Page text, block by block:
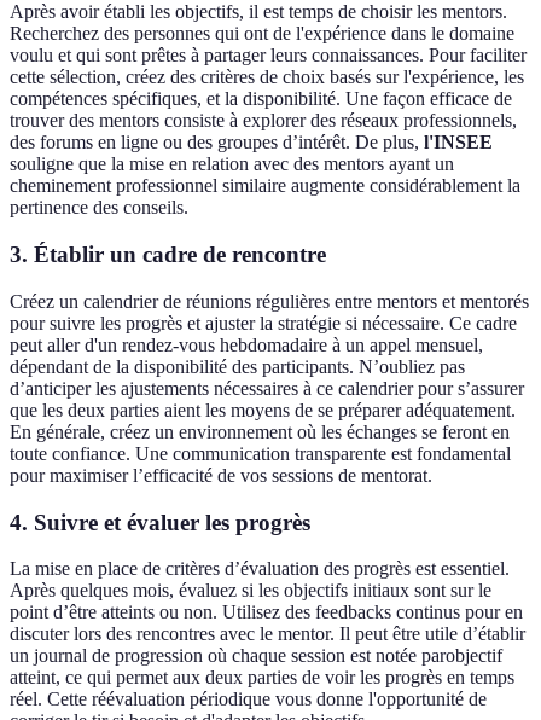
Après avoir établi les objectifs, il est temps de choisir les mentors.
Recherchez des personnes qui ont de l'expérience dans le domaine
voulu et qui sont prêtes à partager leurs connaissances. Pour faciliter
cette sélection, créez des critères de choix basés sur l'expérience, les
compétences spécifiques, et la disponibilité. Une façon efficace de
trouver des mentors consiste à explorer des réseaux professionnels,
des forums en ligne ou des groupes d’intérêt. De plus, l'INSEE
souligne que la mise en relation avec des mentors ayant un
cheminement professionnel similaire augmente considérablement la
pertinence des conseils.
3. Établir un cadre de rencontre
Créez un calendrier de réunions régulières entre mentors et mentorés
pour suivre les progrès et ajuster la stratégie si nécessaire. Ce cadre
peut aller d'un rendez-vous hebdomadaire à un appel mensuel,
dépendant de la disponibilité des participants. N’oubliez pas
d’anticiper les ajustements nécessaires à ce calendrier pour s’assurer
que les deux parties aient les moyens de se préparer adéquatement.
En générale, créez un environnement où les échanges se feront en
toute confiance. Une communication transparente est fondamental
pour maximiser l’efficacité de vos sessions de mentorat.
4. Suivre et évaluer les progrès
La mise en place de critères d’évaluation des progrès est essentiel.
Après quelques mois, évaluez si les objectifs initiaux sont sur le
point d’être atteints ou non. Utilisez des feedbacks continus pour en
discuter lors des rencontres avec le mentor. Il peut être utile d’établir
un journal de progression où chaque session est notée parobjectif
atteint, ce qui permet aux deux parties de voir les progrès en temps
réel. Cette réévaluation périodique vous donne l'opportunité de